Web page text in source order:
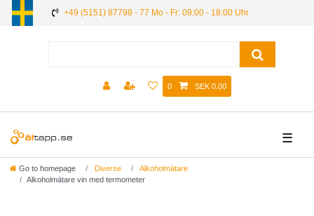
+49 (5151) 87798 - 77 Mo - Fr: 09:00 - 18:00 Uhr
0 SEK 0.00
☰
Go to homepage Diverse
Alkoholmätare
Alkoholmätare vin med termometer